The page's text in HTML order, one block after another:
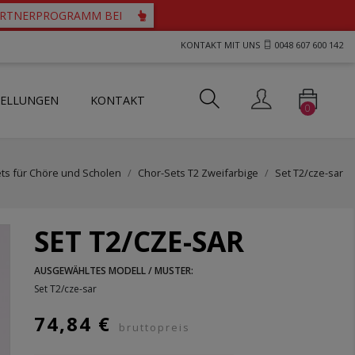
BEI
KONTAKT MIT UNS 0048 607 600 142
KONTAKT
0
für Chöre und Scholen Chor-Sets T2 Zweifarbige Set T2/cze-sar
SET T2/CZE-SAR
AUSGEWÄHLTES MODELL / MUSTER:
Set T2/cze-sar
74,84 € bruttopreis